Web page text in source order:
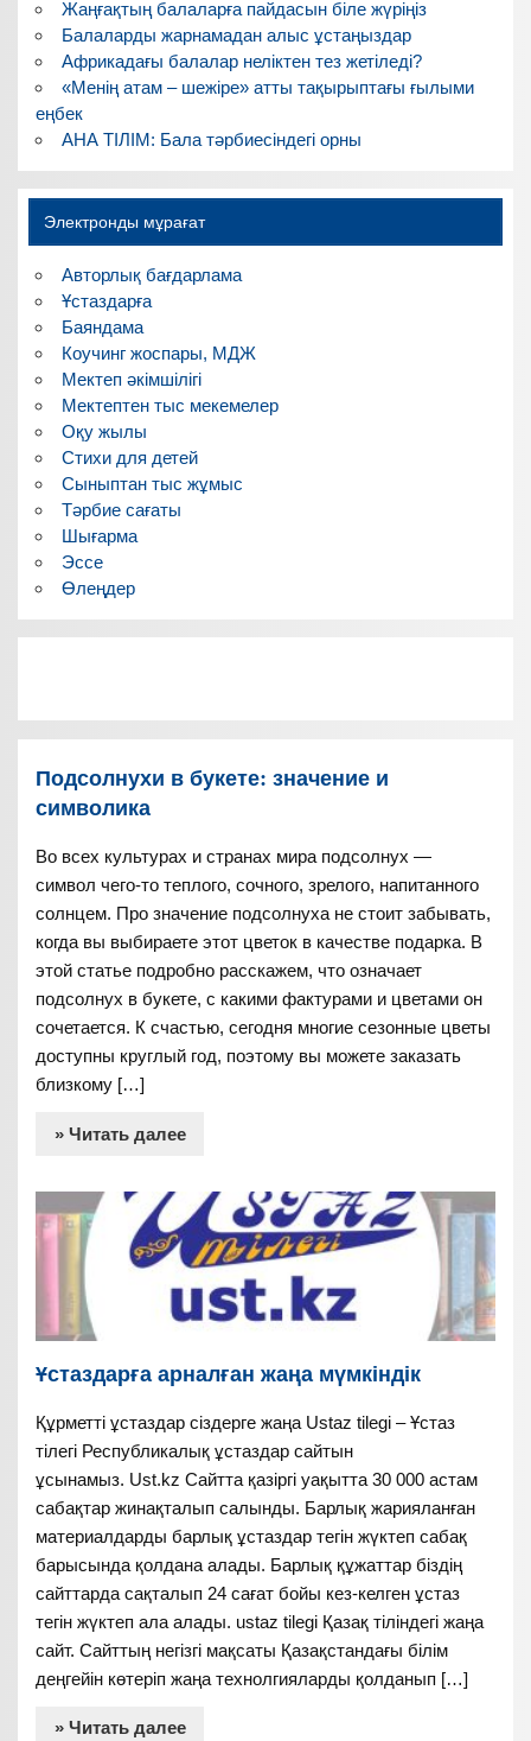
Жаңғақтың балаларға пайдасын біле жүріңіз
Балаларды жарнамадан алыс ұстаңыздар
Африкадағы балалар неліктен тез жетіледі?
«Менің атам – шежіре» атты тақырыптағы ғылыми
еңбек
АНА ТІЛІМ: Бала тәрбиесіндегі орны
Электронды мұрағат
Авторлық бағдарлама
Ұстаздарға
Баяндама
Коучинг жоспары, МДЖ
Мектеп әкімшілігі
Мектептен тыс мекемелер
Оқу жылы
Стихи для детей
Сыныптан тыс жұмыс
Тәрбие сағаты
Шығарма
Эссе
Өлеңдер
Подсолнухи в букете: значение и
символика
Во всех культурах и странах мира подсолнух —
символ чего-то теплого, сочного, зрелого, напитанного
солнцем. Про значение подсолнуха не стоит забывать,
когда вы выбираете этот цветок в качестве подарка. В
этой статье подробно расскажем, что означает
подсолнух в букете, с какими фактурами и цветами он
сочетается. К счастью, сегодня многие сезонные цветы
доступны круглый год, поэтому вы можете заказать
близкому […]
» Читать далее
Ұстаздарға арналған жаңа мүмкіндік
Құрметті ұстаздар сіздерге жаңа Ustaz tilegi – Ұстаз
тілегі Республикалық ұстаздар сайтын
ұсынамыз. Ust.kz Сайтта қазіргі уақытта 30 000 астам
сабақтар жинақталып салынды. Барлық жарияланған
материалдарды барлық ұстаздар тегін жүктеп сабақ
барысында қолдана алады. Барлық құжаттар біздің
сайттарда сақталып 24 сағат бойы кез-келген ұстаз
тегін жүктеп ала алады. ustaz tilegi Қазақ тіліндегі жаңа
сайт. Сайттың негізгі мақсаты Қазақстандағы білім
деңгейін көтеріп жаңа технолгияларды қолданып […]
» Читать далее